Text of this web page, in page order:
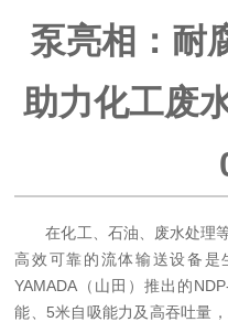
泵亮相：耐
助力化工废
在化工、石油、废水处理
高效可靠的流体输送设备
YAMADA（山田）推出的
能、5米自吸能力及高吞吐量